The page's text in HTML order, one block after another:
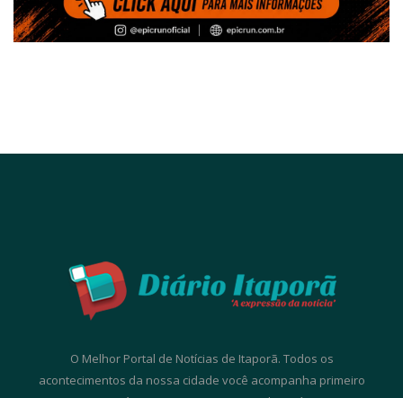
O Melhor Portal de Notícias de Itaporã. Todos os
acontecimentos da nossa cidade você acompanha primeiro